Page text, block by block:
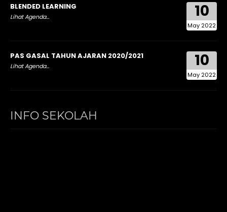
10
May 2022
BLENDED LEARNING
Lihat Agenda...
10
May 2022
PAS GASAL TAHUN AJARAN 2020/2021
Lihat Agenda...
INFO SEKOLAH